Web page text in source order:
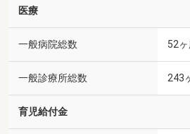
医療
一般病院総数 52
一般診療所総数 243
育児給付金